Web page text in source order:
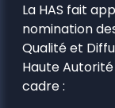
La HAS fait
nomination
Qualité et
Haute
cadre :